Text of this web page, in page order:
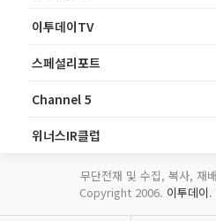
이투데이TV
스페셜리포트
Channel 5
위너스IR클럽
무단전재 및 수집, 복사, 재
Copyright 2006. 이투데이.